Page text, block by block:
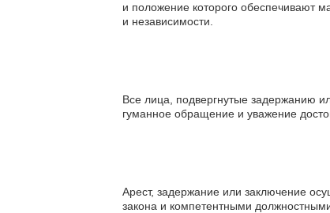
и положение которого обеспечивают
и независимости.
Все лица, подвергнутые задержанию
гуманное обращение и уважение
Арест, задержание или заключение
закона и компетентными